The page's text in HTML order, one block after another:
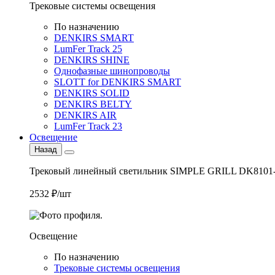
Трековые системы освещения
По назначению
DENKIRS SMART
LumFer Track 25
DENKIRS SHINE
Однофазные шинопроводы
SLOTT for DENKIRS SMART
DENKIRS SOLID
DENKIRS BELTY
DENKIRS AIR
LumFer Track 23
Освещение
Назад
Трековый линейный светильник SIMPLE GRILL
2532 ₽/шт
Освещение
По назначению
Трековые системы освещения